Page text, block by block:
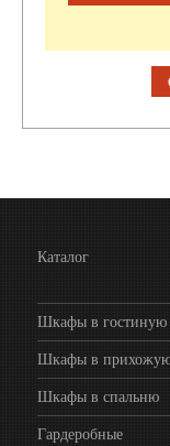
Каталог
Шкафы в гостиную
Шкафы в
Шкафы в спальню
Гардеробные